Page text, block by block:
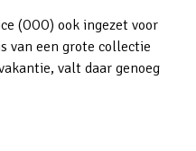
(OOO) ook ingezet voor
van een grote collectie
valt daar genoeg